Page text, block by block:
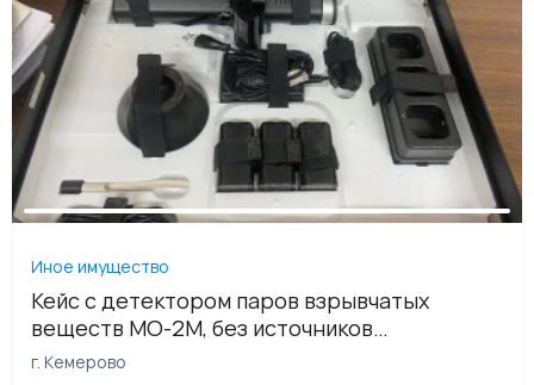
Иное имущество
Кейс с детектором паров взрывчатых
веществ МО-2М, без источников
ионизирующего излучения на основе
г. Кемерово